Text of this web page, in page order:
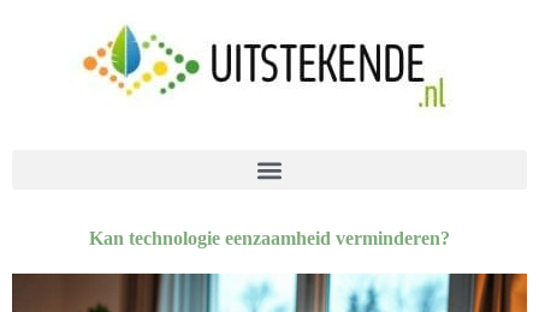
Kan technologie eenzaamheid verminderen?